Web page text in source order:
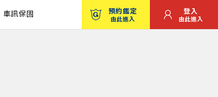
車訊保固 預約鑑定
由此進入
登入
由此進入